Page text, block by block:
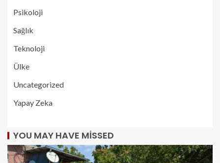
Psikoloji
Sağlık
Teknoloji
Ülke
Uncategorized
Yapay Zeka
YOU MAY HAVE MISSED